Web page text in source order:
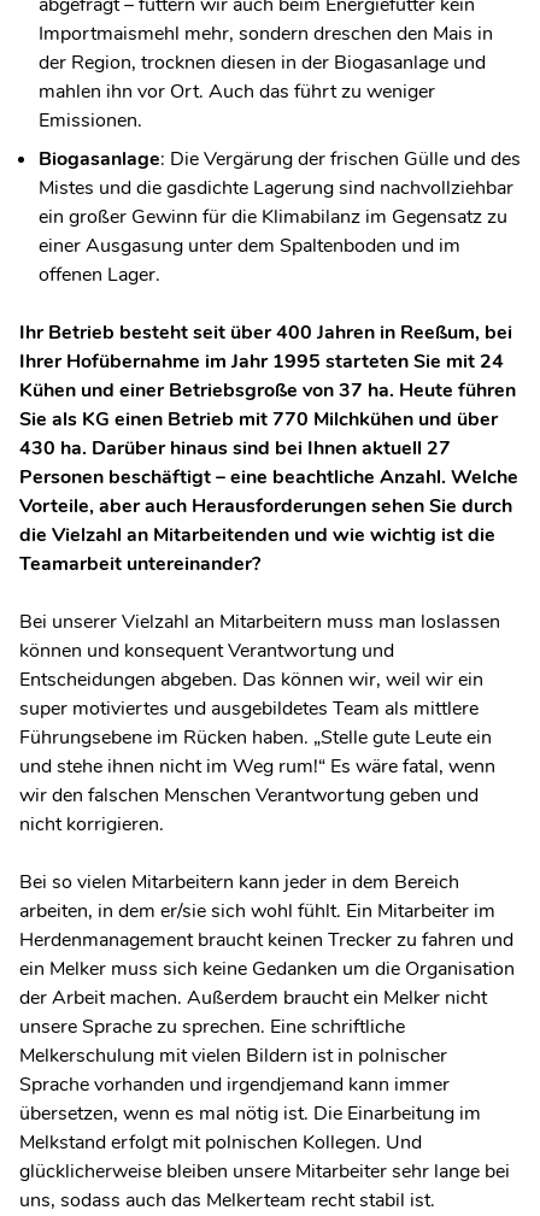
Importmaismehl mehr, sondern dreschen den Mais in
der Region, trocknen diesen in der Biogasanlage und
mahlen ihn vor Ort. Auch das führt zu weniger
Emissionen.
Biogasanlage: Die Vergärung der frischen Gülle und des
Mistes und die gasdichte Lagerung sind nachvollziehbar
ein großer Gewinn für die Klimabilanz im Gegensatz zu
einer Ausgasung unter dem Spaltenboden und im
offenen Lager.
Ihr Betrieb besteht seit über 400 Jahren in Reeßum, bei
Ihrer Hofübernahme im Jahr 1995 starteten Sie mit 24
Kühen und einer Betriebsgroße von 37 ha. Heute führen
Sie als KG einen Betrieb mit 770 Milchkühen und über
430 ha. Darüber hinaus sind bei Ihnen aktuell 27
Personen beschäftigt – eine beachtliche Anzahl. Welche
Vorteile, aber auch Herausforderungen sehen Sie durch
die Vielzahl an Mitarbeitenden und wie wichtig ist die
Teamarbeit untereinander?
Bei unserer Vielzahl an Mitarbeitern muss man loslassen
können und konsequent Verantwortung und
Entscheidungen abgeben. Das können wir, weil wir ein
super motiviertes und ausgebildetes Team als mittlere
Führungsebene im Rücken haben. „Stelle gute Leute ein
und stehe ihnen nicht im Weg rum!“ Es wäre fatal, wenn
wir den falschen Menschen Verantwortung geben und
nicht korrigieren.
Bei so vielen Mitarbeitern kann jeder in dem Bereich
arbeiten, in dem er/sie sich wohl fühlt. Ein Mitarbeiter im
Herdenmanagement braucht keinen Trecker zu fahren und
ein Melker muss sich keine Gedanken um die Organisation
der Arbeit machen. Außerdem braucht ein Melker nicht
unsere Sprache zu sprechen. Eine schriftliche
Melkerschulung mit vielen Bildern ist in polnischer
Sprache vorhanden und irgendjemand kann immer
übersetzen, wenn es mal nötig ist. Die Einarbeitung im
Melkstand erfolgt mit polnischen Kollegen. Und
glücklicherweise bleiben unsere Mitarbeiter sehr lange bei
uns, sodass auch das Melkerteam recht stabil ist.